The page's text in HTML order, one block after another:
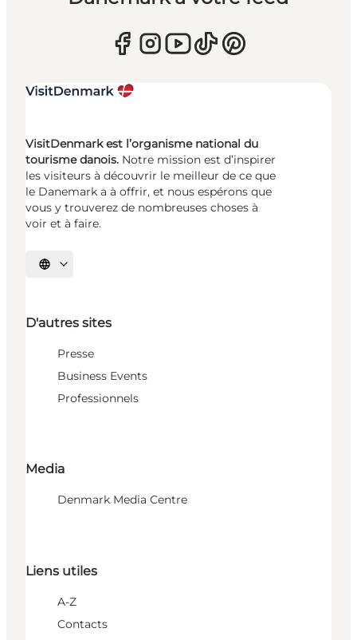
VisitDenmark est l’organisme national du
tourisme danois. Notre mission est d’inspirer
les visiteurs à découvrir le meilleur de ce que
le Danemark a à offrir, et nous espérons que
vous y trouverez de nombreuses choses à
voir et à faire.
Choisissez la langue
D'autres sites
Presse
Business Events
Professionnels
Media
Denmark Media Centre
Liens utiles
A-Z
Contacts